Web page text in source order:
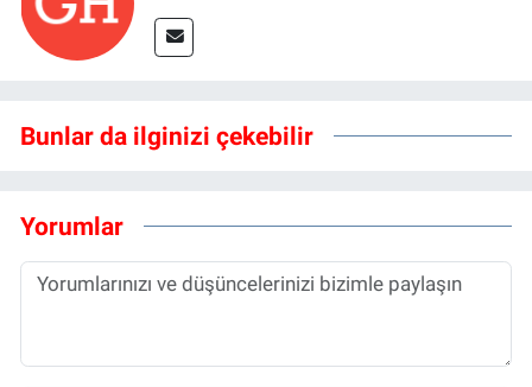
Bunlar da ilginizi çekebilir
Yorumlar